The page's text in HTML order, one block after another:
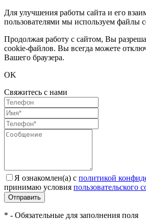
Для улучшения работы сайта и его
пользователями мы используем файлы
Продолжая работу с сайтом, Вы
cookie-файлов. Вы всегда можете
Вашего браузера.
OK
Свяжитесь с нами
Я ознакомлен(а) с политикой
принимаю условия пользовательского
Отправить
* - Обязательные для заполнения поля